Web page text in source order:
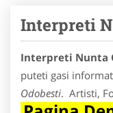
Interpreti
Interpreti Nunta
puteti gasi
Odobesti. Artisti,